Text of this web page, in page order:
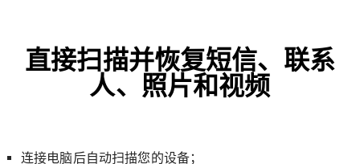
直接扫描并恢复短信、联系
人、照片和视频
连接电脑后自动扫描您的设备；